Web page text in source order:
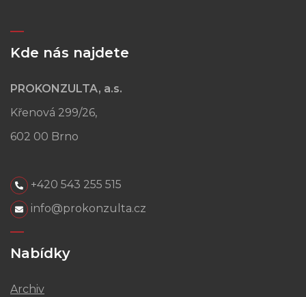
Kde nás najdete
PROKONZULTA, a.s.
Křenová 299/26,
602 00 Brno
+420 543 255 515
info@prokonzulta.cz
Nabídky
Archiv